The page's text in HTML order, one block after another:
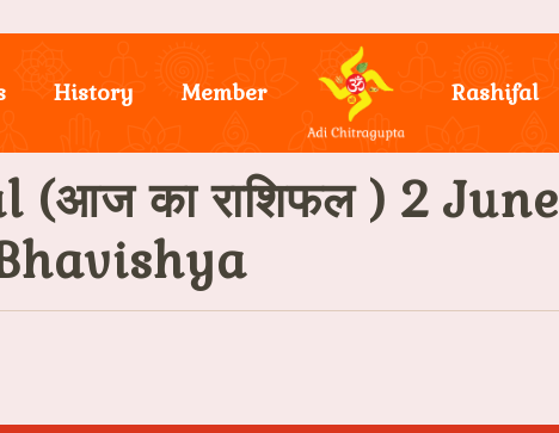
History Member Rashifal
का राशिफल ) 2 June